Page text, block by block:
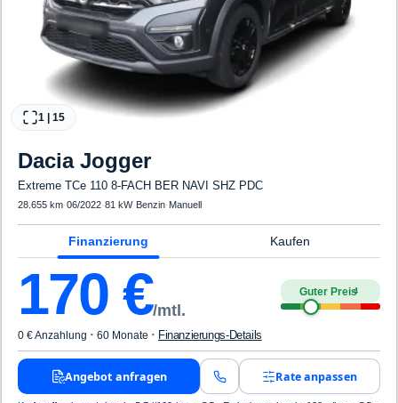
1 15
Dacia Jogger
Extreme TCe 110 8-FACH BER NAVI SHZ PDC
28.655 km·06/2022·81 kW· Benzin· Manuell
Finanzierung Kaufen
170 €/mtl.
Guter Preis4
0 € Anzahlung · 60 Monate · Finanzierungs-Details
Angebot anfragen Rate anpassen